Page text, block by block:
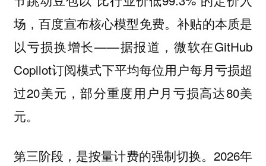
场，百度宣布核心模型免费。补贴的本质是
以亏损换增长——据报道，微软在GitHub
Copilot订阅模式下平均每位用户每月亏损超
过20美元，部分重度用户月亏损高达80美
元。
第三阶段，是按量计费的强制切换。 2026年